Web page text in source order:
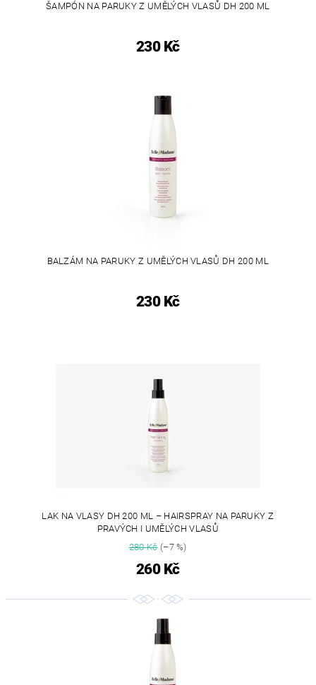
ŠAMPÓN NA PARUKY Z UMĚLÝCH VLASŮ DH 200 ML
230 Kč
BALZÁM NA PARUKY Z UMĚLÝCH VLASŮ DH 200 ML
230 Kč
LAK NA VLASY DH 200 ML – HAIRSPRAY NA PARUKY Z
PRAVÝCH I UMĚLÝCH VLASŮ
280 Kč(–7 %)
260 Kč